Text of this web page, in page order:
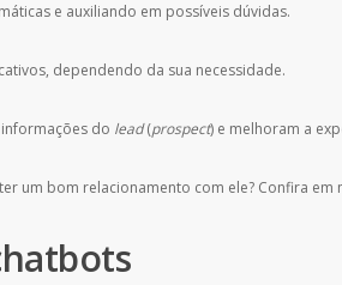
e auxiliando em possíveis dúvidas.
dependendo da sua necessidade.
do lead(prospect) e melhoram a
um bom relacionamento com ele? Confira em